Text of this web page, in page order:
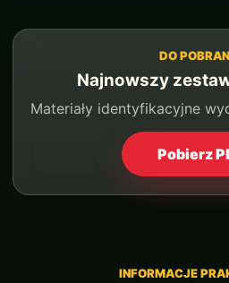
DO
Najnowszy
Materiały identyfikacyjne
Pobierz
INFORMACJE